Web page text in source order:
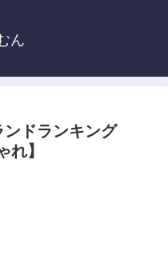
ん
ンドランキング
れ】